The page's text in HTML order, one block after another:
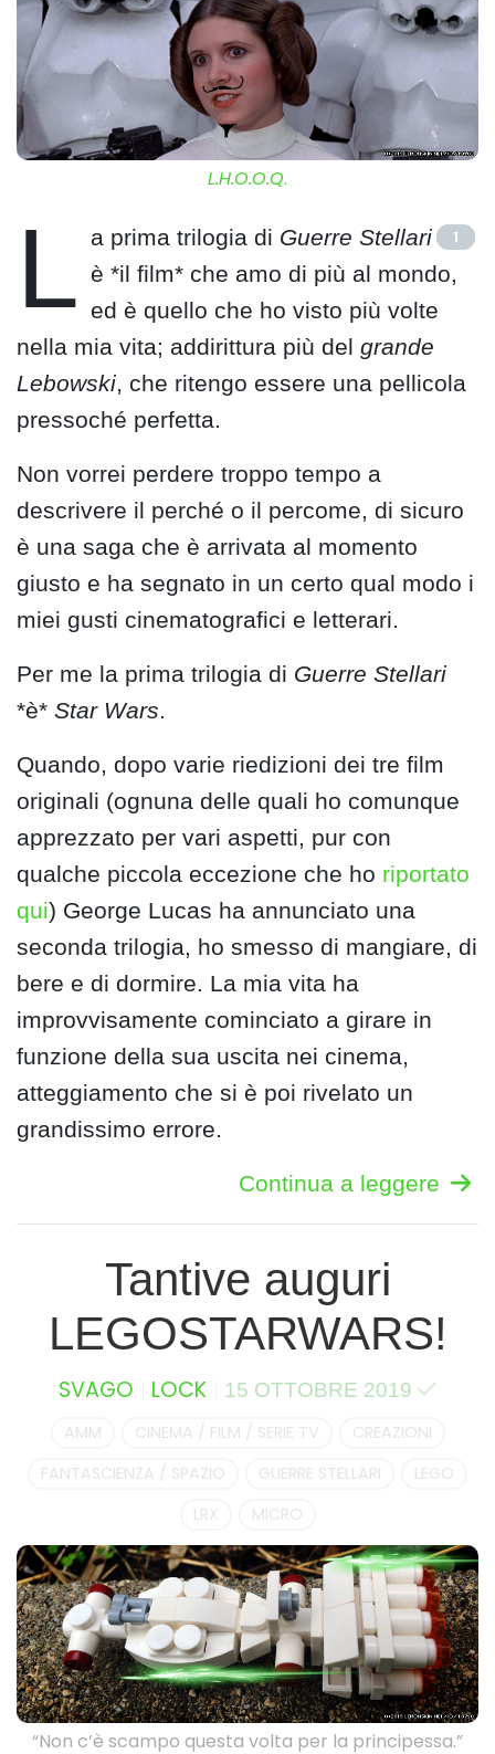
L.H.O.O.Q.
L a prima trilogia di Guerre Stellari 1
è *il film* che amo di più al mondo,
ed è quello che ho visto più volte
nella mia vita; addirittura più del grande
Lebowski, che ritengo essere una pellicola
pressoché perfetta.
Non vorrei perdere troppo tempo a
descrivere il perché o il percome, di sicuro
è una saga che è arrivata al momento
giusto e ha segnato in un certo qual modo i
miei gusti cinematografici e letterari.
Per me la prima trilogia di Guerre Stellari
*è* Star Wars.
Quando, dopo varie riedizioni dei tre film
originali (ognuna delle quali ho comunque
apprezzato per vari aspetti, pur con
qualche piccola eccezione che ho riportato
qui) George Lucas ha annunciato una
seconda trilogia, ho smesso di mangiare, di
bere e di dormire. La mia vita ha
improvvisamente cominciato a girare in
funzione della sua uscita nei cinema,
atteggiamento che si è poi rivelato un
grandissimo errore.
Continua a leggere
Tantive auguri
LEGOSTARWARS!
SVAGO LOCK 15 OTTOBRE 2019
AMM CINEMA / FILM / SERIE TV
CREAZIONI
FANTASCIENZA / SPAZIO
GUERRE STELLARI
LEGO
LRX
MICRO
“Non c’è scampo questa volta per la principessa.”